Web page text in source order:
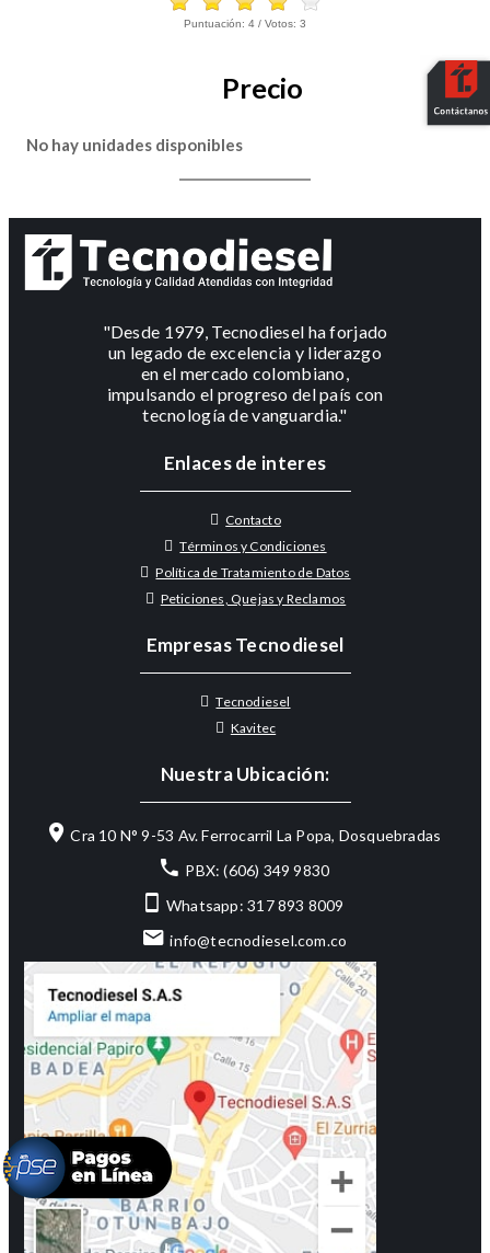
Puntuación: 4 / Votos: 3
Precio
No hay unidades disponibles
"Desde 1979, Tecnodiesel ha forjado
un legado de excelencia y liderazgo
en el mercado colombiano,
impulsando el progreso del país con
tecnología de vanguardia."
Enlaces de interes
Contacto
Términos y Condiciones
Política de Tratamiento de Datos
Peticiones, Quejas y Reclamos
Empresas Tecnodiesel
Tecnodiesel
Kavitec
Nuestra Ubicación:
Cra 10 N° 9-53 Av. Ferrocarril La Popa, Dosquebradas
PBX: (606) 349 9830
Whatsapp: 317 893 8009
info@tecnodiesel.com.co